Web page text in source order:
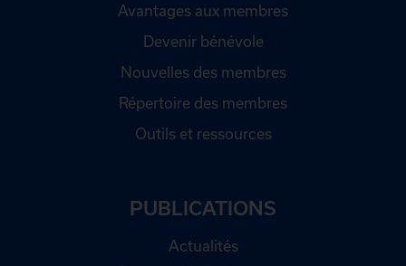
Avantages aux membres
Devenir bénévole
Nouvelles des membres
Répertoire des membres
Outils et ressources
PUBLICATIONS
Actualités